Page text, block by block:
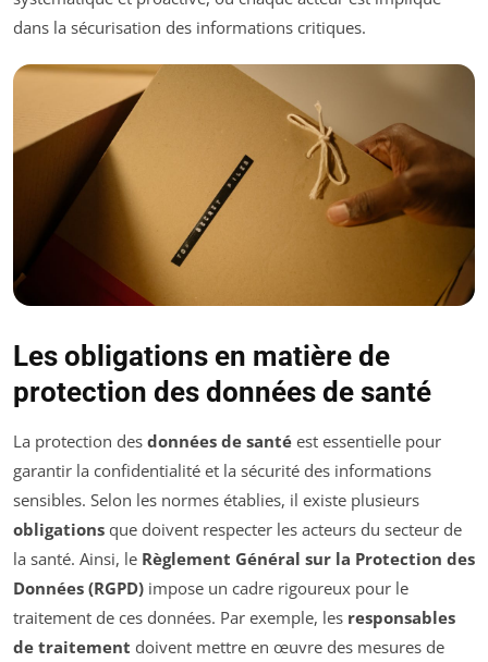
dans la sécurisation des informations critiques.
Les obligations en matière de
protection des données de santé
La protection des données de santé est essentielle pour
garantir la confidentialité et la sécurité des informations
sensibles. Selon les normes établies, il existe plusieurs
obligations que doivent respecter les acteurs du secteur de
la santé. Ainsi, le Règlement Général sur la Protection des
Données (RGPD) impose un cadre rigoureux pour le
traitement de ces données. Par exemple, les responsables
de traitement doivent mettre en œuvre des mesures de